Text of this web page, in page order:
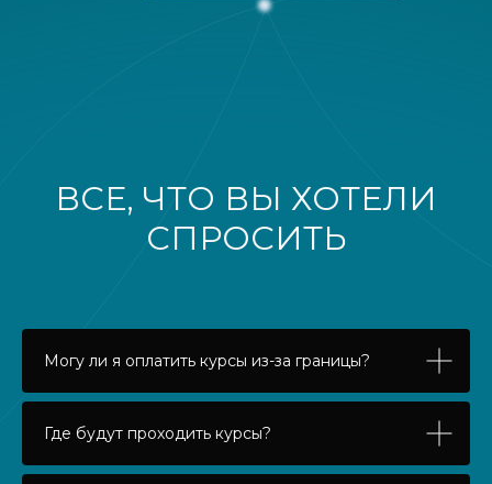
ВСЕ, ЧТО ВЫ ХОТЕЛИ
СПРОСИТЬ
Могу ли я оплатить курсы из-за границы?
Где будут проходить курсы?